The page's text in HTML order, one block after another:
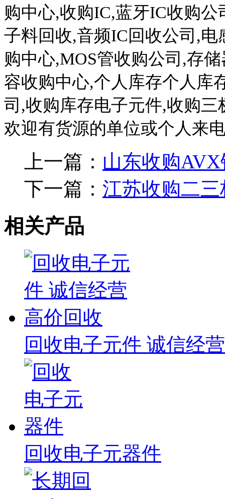
购中心,收购IC,蓝牙IC收购公
子料回收,音频IC回收公司 ,电
购中心,MOS管收购公司 ,存
容收购中心,个人库存个人库
司 ,收购库存电子元件,收购三
欢迎有货源的单位或个人来
上一篇： 山东收购
下一篇： 江苏收购二
相关产品
回收电子元件 诚信经
回收电子元器件